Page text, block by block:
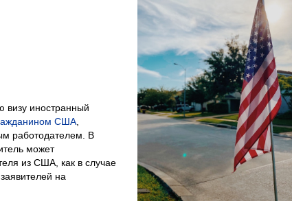
визу иностранный
США
работодателем. В
может
из США, как в случае
на